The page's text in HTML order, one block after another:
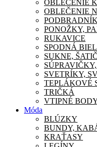
OBLEČENIE
OBLEČENIE
PONOŽKY,
RUKAVICE
SPODNÁ
SUKNE,
SVETRÍKY,
TEPLÁKOVÉ
TRIČKÁ
VTIPNÉ
Móda
BLÚZKY
BUNDY,
KRAŤASY